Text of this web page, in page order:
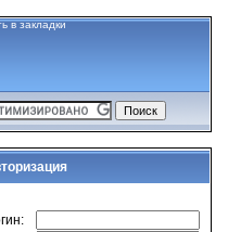
в закладки